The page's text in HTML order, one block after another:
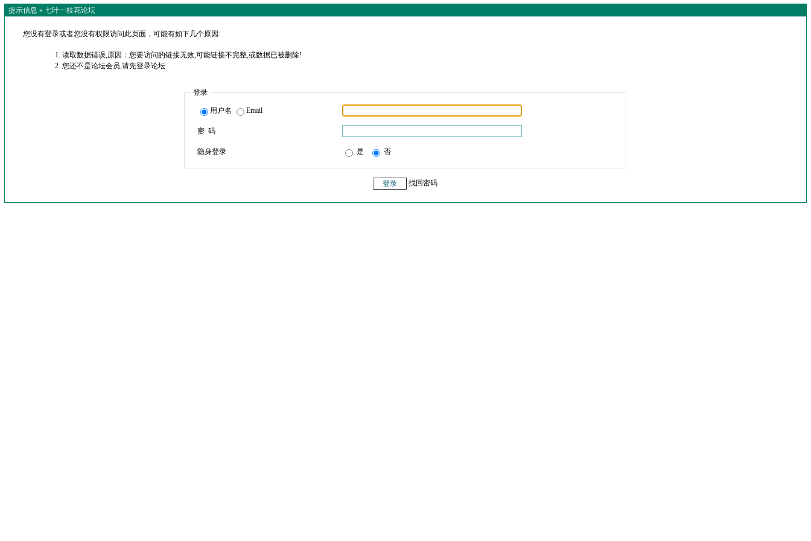
提示信息 » 七叶一枝花论坛
您没有登录或者您没有权限访问此页面，可能有如下几个原因:
读取数据错误,原因：您要访问的链接无效,可能链接不完整,或数据已被删除!
您还不是论坛会员,请先登录论坛
登录
用户名 Email
密 码
隐身登录 是 否
找回密码